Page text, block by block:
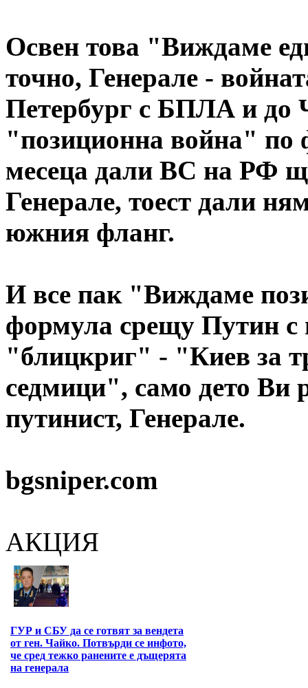
Освен това "Виждаме
точно, Генерале -
Петербург с БПЛА и до
"позиционна война" по
месеца дали ВС на РФ
Генерале, тоест дали
южния фланг.
И все пак "Виждаме
формула срещу Путин с
"блицкриг" - "Киев за
седмици", само дето Ви
путинист, Генерале.
bgsniper.com
АКЦИЯ
ГУР и СБУ да се готвят за вендета
от ген. Чайко. Потвърди се инфото,
че сред тежко ранените е дъщерята
на генерала